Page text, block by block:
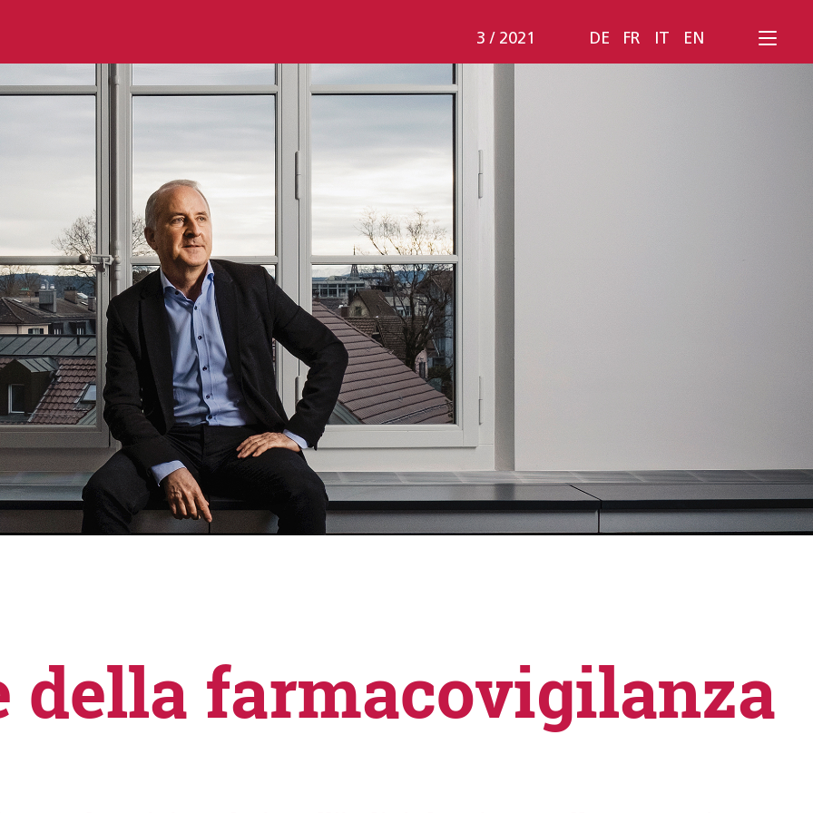
3 / 2021 DE FR IT EN
rassegna
dei medicamenti
funziona il sistema di notifica?
della farmacovigilanza